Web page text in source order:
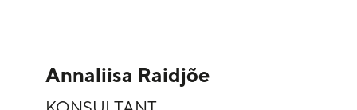
Annaliisa Raidjõe